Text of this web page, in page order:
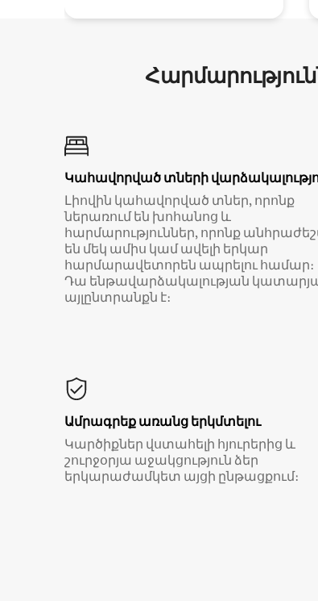
Կահավորված տների
Լիովին կահավորված տներ, որոնք
ներառում են խոհանոց և
հարմարություններ, որոնք
են մեկ ամիս կամ ավելի երկար
հարմարավետորեն ապրելու համար։
Դա ենթավարձակալության
այլընտրանքն է։
Ամրագրեք առանց երկմտելու
Կարծիքներ վստահելի հյուրերից և
շուրջօրյա աջակցություն ձեր
երկարաժամկետ այցի ընթացքում։